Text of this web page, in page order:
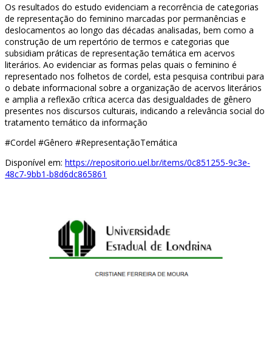
Os resultados do estudo evidenciam a recorrência de categorias
de representação do feminino marcadas por permanências e
deslocamentos ao longo das décadas analisadas, bem como a
construção de um repertório de termos e categorias que
subsidiam práticas de representação temática em acervos
literários. Ao evidenciar as formas pelas quais o feminino é
representado nos folhetos de cordel, esta pesquisa contribui para
o debate informacional sobre a organização de acervos literários
e amplia a reflexão crítica acerca das desigualdades de gênero
presentes nos discursos culturais, indicando a relevância social do
tratamento temático da informação
#Cordel #Gênero #RepresentaçãoTemática
Disponível em: https://repositorio.uel.br/items/0c851255-9c3e-
48c7-9bb1-b8d6dc865861